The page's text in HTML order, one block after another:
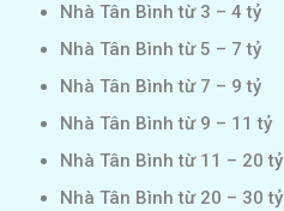
Nhà Tân Bình từ 3 – 4 tỷ
Nhà Tân Bình từ 5 – 7 tỷ
Nhà Tân Bình từ 7 – 9 tỷ
Nhà Tân Bình từ 9 – 11 tỷ
Nhà Tân Bình từ 11 – 20 tỷ
Nhà Tân Bình từ 20 – 30 tỷ